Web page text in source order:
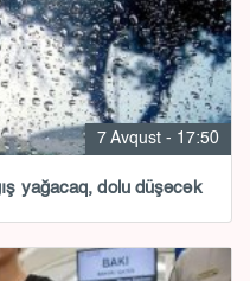
7 Avqust - 17:50
yağacaq, dolu düşəcək